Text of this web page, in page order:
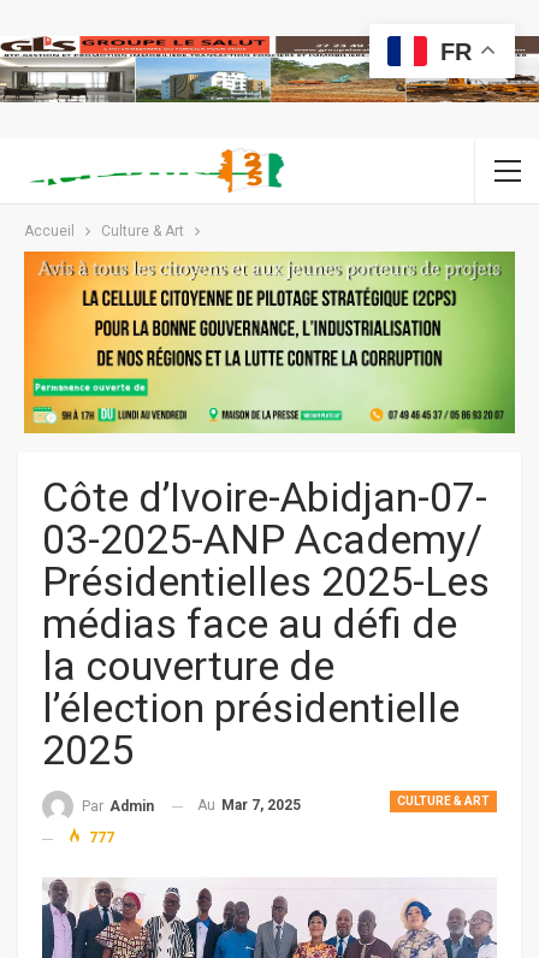
Accueil Culture & Art
Côte d’Ivoire-Abidjan-07-
03-2025-ANP Academy/
Présidentielles 2025-Les
médias face au défi de
la couverture de
l’élection présidentielle
2025
CULTURE & ART
Par Admin Au Mar 7, 2025
777
FR